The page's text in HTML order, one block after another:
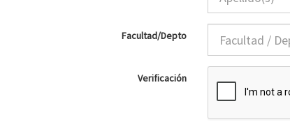
Facultad/Depto
Verificación